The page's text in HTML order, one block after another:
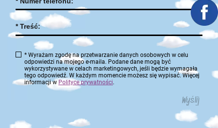
* Wyrażam zgodę na przetwarzanie danych osobowych w celu
odpowiedzi na mojego e-maila. Podane dane mogą być
wykorzystywane w celach marketingowych, jeśli będzie wymagała
tego odpowiedź. W każdym momencie możesz się wypisać. Więcej
informacji w Polityce prywatności.